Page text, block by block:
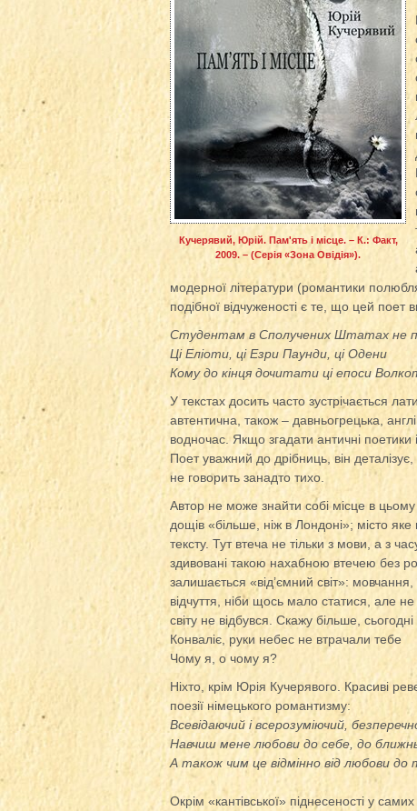
Кучерявий, Юрій. Пам'ять і місце. – К.: Факт,
2009. – (Серія «Зона Овідія»).
модерної літератури (романтики
подібної відчуженості є те, що цей поет
Студентам в Сполучених Штатах не
Ці Еліоти, ці Езри Паунди, ці Одени
Кому до кінця дочитати ці епоси
У текстах досить часто зустрічається
автентична, також – давньогрецька,
водночас. Якщо згадати античні поетики
Поет уважний до дрібниць, він
не говорить занадто тихо.
Автор не може знайти собі місце в
дощів «більше, ніж в Лондоні»; місто
тексту. Тут втеча не тільки з мови, а з
здивовані такою нахабною втечею без
залишається «від’ємний світ»:
відчуття, ніби щось мало статися, але
світу не відбувся. Скажу більше,
Конваліє, руки небес не втрачали тебе
Чому я, о чому я?
Ніхто, крім Юрія Кучерявого. Красиві
поезії німецького романтизму:
Всевідаючий і всерозуміючий,
Навчиш мене любови до себе, до
А також чим це відмінно від любови
Окрім «кантівської» піднесеності у